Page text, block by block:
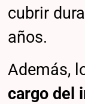
cubrir
años.
Además,
cargo del